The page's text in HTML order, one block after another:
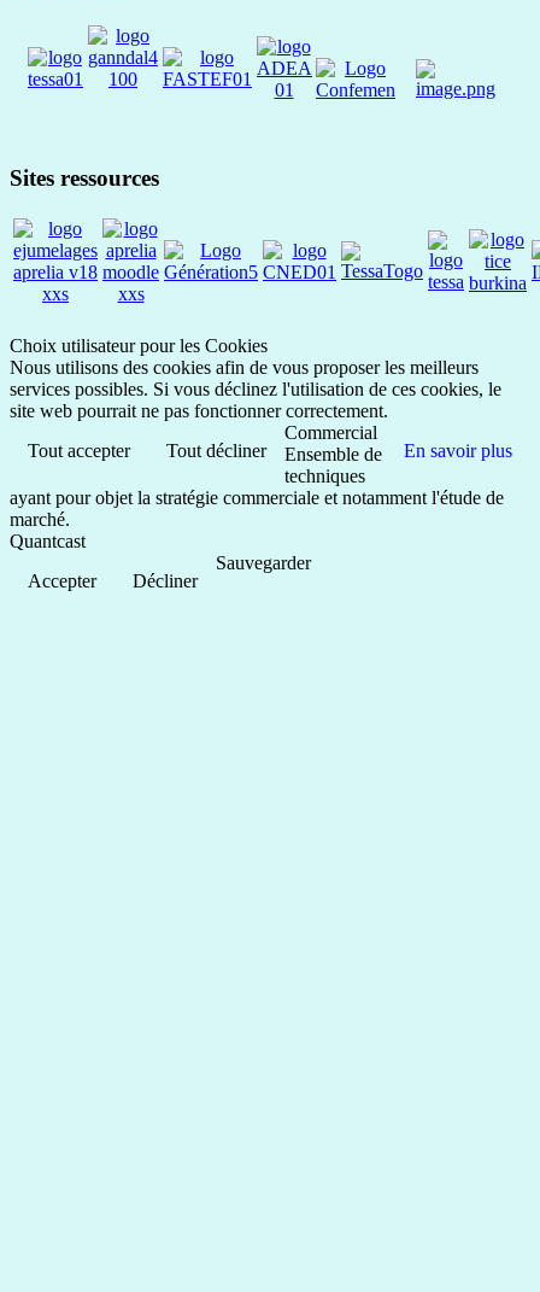
Sites ressources
Choix utilisateur pour les Cookies
Nous utilisons des cookies afin de vous proposer les meilleurs
services possibles. Si vous déclinez l'utilisation de ces cookies, le
site web pourrait ne pas fonctionner correctement.
Tout accepter
Tout décliner En savoir plus
Commercial
Ensemble de
techniques
ayant pour objet la stratégie commerciale et notamment l'étude de
marché.
Quantcast
Accepter
Décliner
Sauvegarder